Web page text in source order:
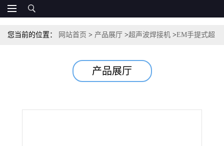
您当前的位置： 网站首页 > 产品展厅 >超声波焊接机 >EM手提式超
产品展厅